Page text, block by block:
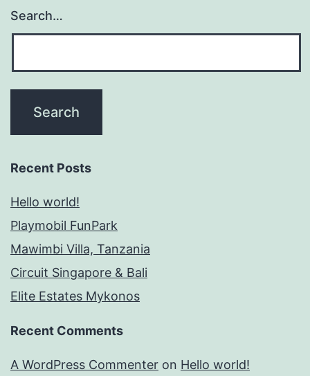
Search…
Recent Posts
Hello world!
Playmobil FunPark
Mawimbi Villa, Tanzania
Circuit Singapore & Bali
Elite Estates Mykonos
Recent Comments
A WordPress Commenter on Hello world!